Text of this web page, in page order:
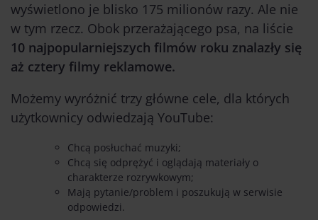
wyświetlono je blisko 175 milionów razy. Ale nie
w tym rzecz. Obok przerażającego psa, na liście
10 najpopularniejszych filmów roku znalazły się
aż cztery filmy reklamowe.
Możemy wyróżnić trzy główne cele, dla których
użytkownicy odwiedzają YouTube:
Chcą posłuchać muzyki;
Chcą się odprężyć i oglądają materiały o
charakterze rozrywkowym;
Mają pytanie/problem i poszukują w serwisie
odpowiedzi.